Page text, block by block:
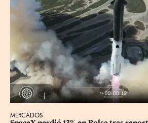
MERCADOS